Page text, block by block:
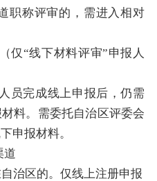
职称评审的，需进入相对
（仅“线下材料评审”申报人
员完成线上申报后，仍需
料。需委托自治区评委会
申报材料。
道
治区的。 仅线上注册申报